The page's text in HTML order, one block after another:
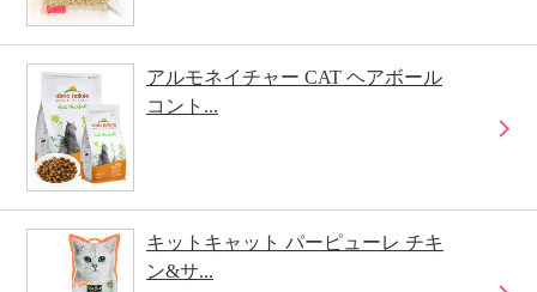
アルモネイチャー CAT ヘアボール
コント...
キットキャット パーピューレ チキ
ン&サ...